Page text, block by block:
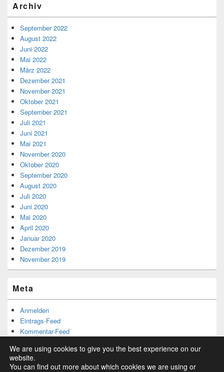
Archiv
September 2022
August 2022
Juni 2022
Mai 2022
März 2022
Dezember 2021
November 2021
Oktober 2021
September 2021
Juli 2021
Juni 2021
Mai 2021
November 2020
Oktober 2020
September 2020
August 2020
Juli 2020
Juni 2020
Mai 2020
April 2020
Januar 2020
Dezember 2019
November 2019
Meta
Anmelden
Eintrags-Feed
Kommentar-Feed
We are using cookies to give you the best experience on our
website.
You can find out more about which cookies we are using or